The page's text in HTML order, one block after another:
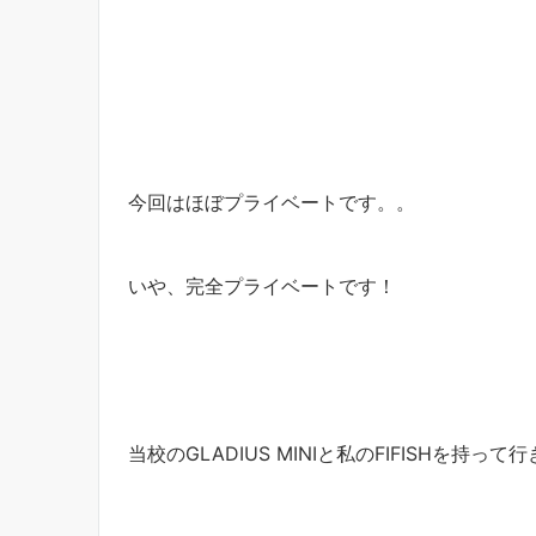
今回はほぼプライベートです。。
いや、完全プライベートです！
当校のGLADIUS MINIと私のFIFISHを持って行